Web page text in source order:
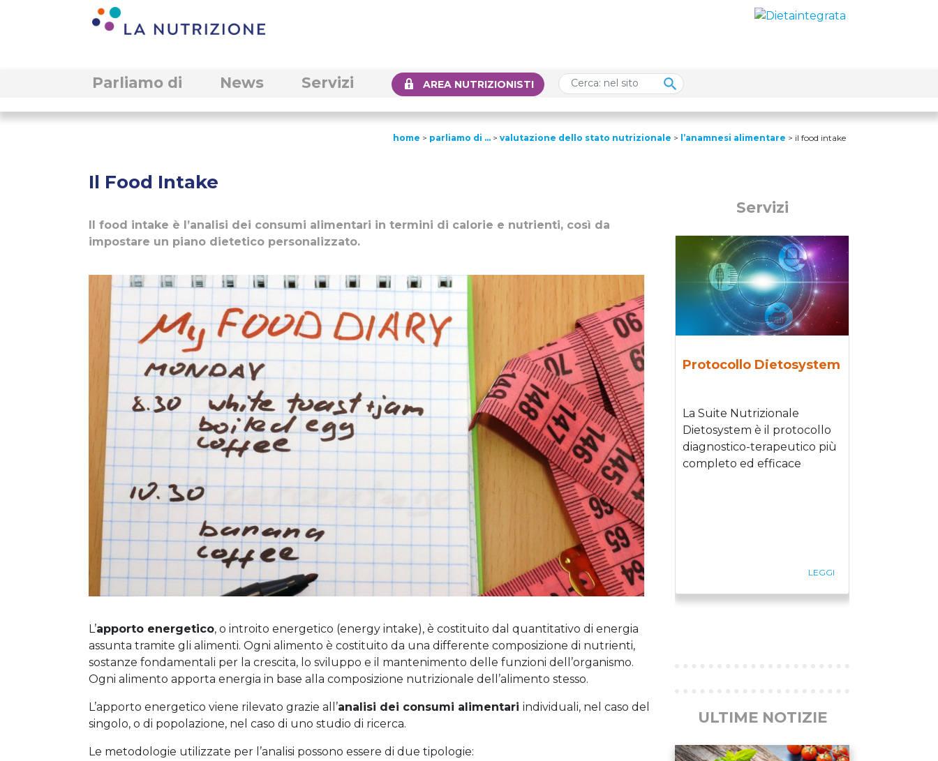
Parliamo di News Servizi AREA NUTRIZIONISTI
home > parliamo di … > valutazione dello stato nutrizionale > l’anamnesi alimentare > il food intake
Il Food Intake
Il food intake è l’analisi dei consumi alimentari in termini di calorie e nutrienti, così da
impostare un piano dietetico personalizzato.
L’apporto energetico, o introito energetico (energy intake), è costituito dal quantitativo di energia
assunta tramite gli alimenti. Ogni alimento è costituito da una differente composizione di nutrienti,
sostanze fondamentali per la crescita, lo sviluppo e il mantenimento delle funzioni dell’organismo.
Ogni alimento apporta energia in base alla composizione nutrizionale dell’alimento stesso.
L’apporto energetico viene rilevato grazie all’analisi dei consumi alimentari individuali, nel caso del
singolo, o di popolazione, nel caso di uno studio di ricerca.
Le metodologie utilizzate per l’analisi possono essere di due tipologie:
Servizi
Protocollo Dietosystem
La Suite Nutrizionale
Dietosystem è il protocollo
diagnostico-terapeutico più
completo ed efficace
LEGGI
ULTIME NOTIZIE